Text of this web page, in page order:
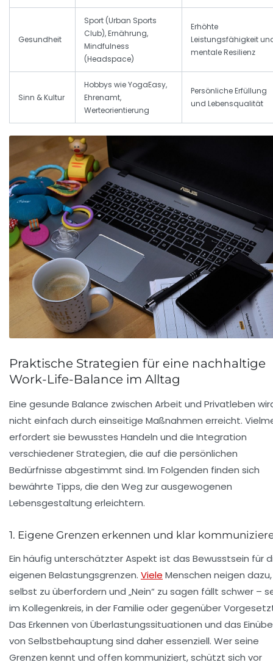
Gesundheit
Sport (Urban Sports
Club), Ernährung,
Mindfulness
(Headspace)
Erhöhte
Leistungsfähigkeit
mentale Resilienz
Sinn & Kultur
Hobbys wie YogaEasy,
Ehrenamt,
Werteorientierung
Persönliche Erfüllung
und Lebensqualität
Praktische Strategien für eine nachhaltige
Work-Life-Balance im Alltag
Eine gesunde Balance zwischen Arbeit und Privatleben
nicht einfach durch einseitige Maßnahmen erreicht.
erfordert sie bewusstes Handeln und die Integration
verschiedener Strategien, die auf die persönlichen
Bedürfnisse abgestimmt sind. Im Folgenden finden sich
bewährte Tipps, die den Weg zur ausgewogenen
Lebensgestaltung erleichtern.
1. Eigene Grenzen erkennen und klar
Ein häufig unterschätzter Aspekt ist das Bewusstsein für
eigenen Belastungsgrenzen. Viele Menschen neigen
selbst zu überfordern und „Nein“ zu sagen fällt schwer –
im Kollegenkreis, in der Familie oder gegenüber
Das Erkennen von Überlastungssituationen und das
von Selbstbehauptung sind daher essenziell. Wer seine
Grenzen kennt und offen kommuniziert, schützt sich vor